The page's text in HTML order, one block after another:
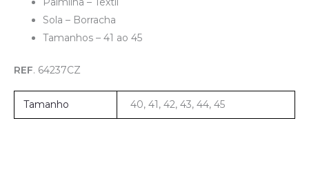
Sola – Borracha
Tamanhos – 41 ao 45
REF. 64237CZ
Tamanho 40, 41, 42, 43, 44, 45